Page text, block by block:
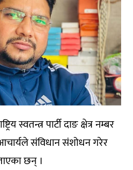
स्वतन्त्र पार्टी दाङ क्षेत्र नम्बर
संविधान संशोधन गरेर
छन् ।